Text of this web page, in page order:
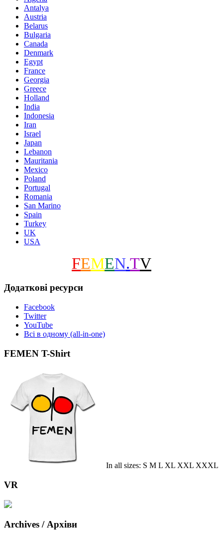
Antalya
Austria
Belarus
Bulgaria
Canada
Denmark
Egypt
France
Georgia
Greece
Holland
India
Indonesia
Iran
Israel
Japan
Lebanon
Mauritania
Mexico
Poland
Portugal
Romania
San Marino
Spain
Turkey
UK
USA
FEMEN.TV
Додаткові ресурси
Facebook
Twitter
YouTube
Всі в одному (all-in-one)
FEMEN T-Shirt
In all sizes: S M L XL XXL XXXL
VR
Archives / Архіви